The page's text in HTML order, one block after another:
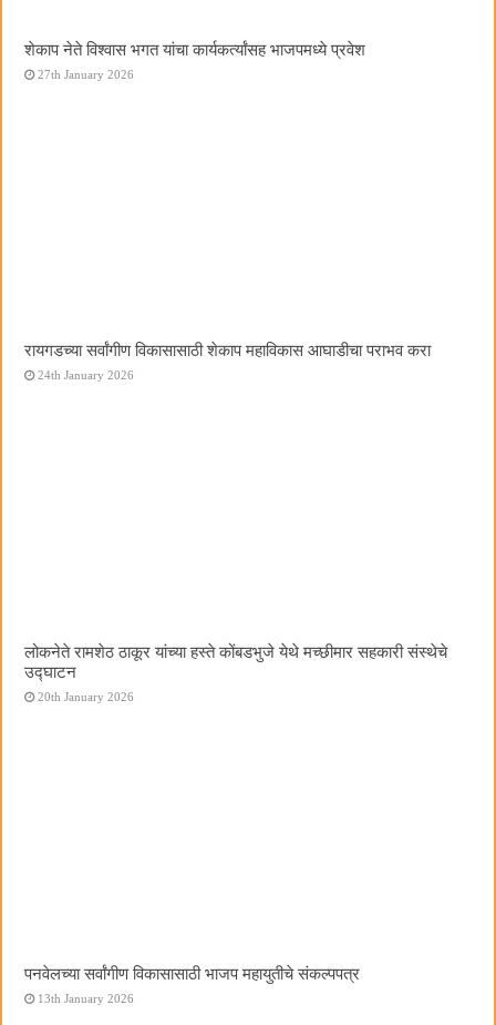
शेकाप नेते विश्वास भगत यांचा कार्यकर्त्यांसह भाजपमध्ये प्रवेश
27th January 2026
रायगडच्या सर्वांगीण विकासासाठी शेकाप महाविकास आघाडीचा पराभव करा
24th January 2026
लोकनेते रामशेठ ठाकूर यांच्या हस्ते कोंबडभुजे येथे मच्छीमार सहकारी संस्थेचे
उद्घाटन
20th January 2026
पनवेलच्या सर्वांगीण विकासासाठी भाजप महायुतीचे संकल्पपत्र
13th January 2026